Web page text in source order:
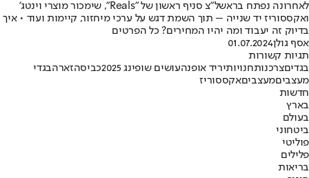
לאחרונה נפתח בראשל"צ סניף ראשון של "Reals", שימכור מוצרי וינטג'
ואקססוריז יד שנייה – תוך השמת דגש על ערכי מיחזור, קיימות ועוד • איך
בדיוק זה יעבוד ומה יהיו המחירים? כל הפרטים
אסף גולן01.07.2024
תגיות קשורות
בגדיםצרכנותחנויותיריד אופנהעושים שופינג 2025 כביסהזארהבגדי
מעצביםמעצביםאקססוריז
חדשות
בארץ
בעולם
ביטחוני
פוליטי
פלילים
בריאות